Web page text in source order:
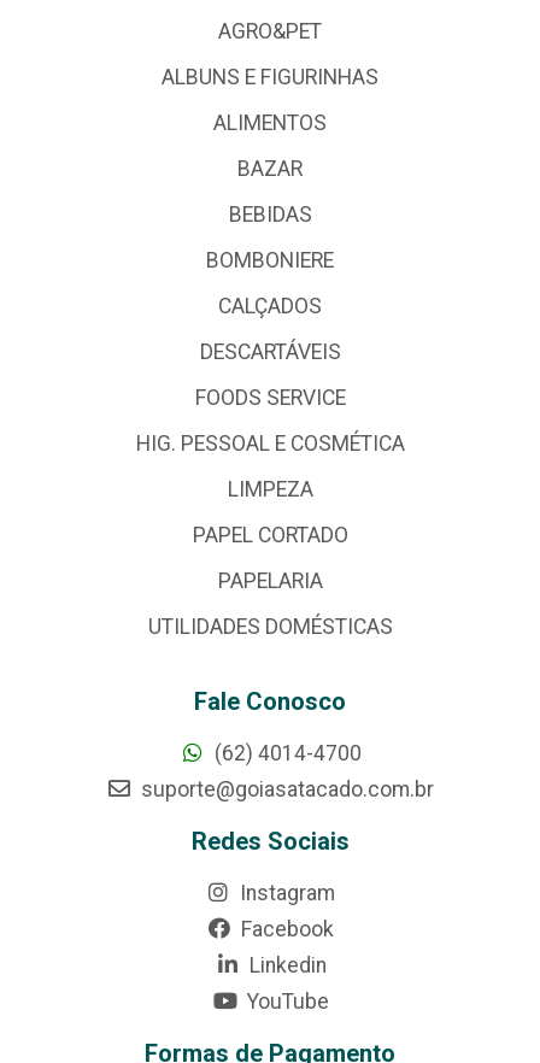
AGRO&PET
ALBUNS E FIGURINHAS
ALIMENTOS
BAZAR
BEBIDAS
BOMBONIERE
CALÇADOS
DESCARTÁVEIS
FOODS SERVICE
HIG. PESSOAL E COSMÉTICA
LIMPEZA
PAPEL CORTADO
PAPELARIA
UTILIDADES DOMÉSTICAS
Fale Conosco
(62) 4014-4700
suporte@goiasatacado.com.br
Redes Sociais
Instagram
Facebook
Linkedin
YouTube
Formas de Pagamento